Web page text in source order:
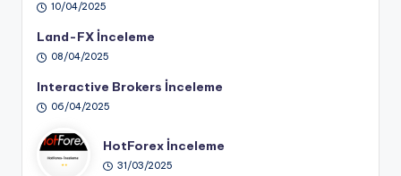
10/04/2025
Land-FX İnceleme
08/04/2025
Interactive Brokers İnceleme
06/04/2025
HotForex İnceleme
31/03/2025